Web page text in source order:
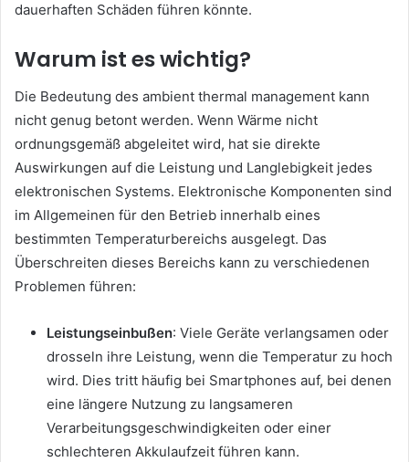
dauerhaften Schäden führen könnte.
Warum ist es wichtig?
Die Bedeutung des ambient thermal management kann
nicht genug betont werden. Wenn Wärme nicht
ordnungsgemäß abgeleitet wird, hat sie direkte
Auswirkungen auf die Leistung und Langlebigkeit jedes
elektronischen Systems. Elektronische Komponenten sind
im Allgemeinen für den Betrieb innerhalb eines
bestimmten Temperaturbereichs ausgelegt. Das
Überschreiten dieses Bereichs kann zu verschiedenen
Problemen führen:
Leistungseinbußen: Viele Geräte verlangsamen oder
drosseln ihre Leistung, wenn die Temperatur zu hoch
wird. Dies tritt häufig bei Smartphones auf, bei denen
eine längere Nutzung zu langsameren
Verarbeitungsgeschwindigkeiten oder einer
schlechteren Akkulaufzeit führen kann.